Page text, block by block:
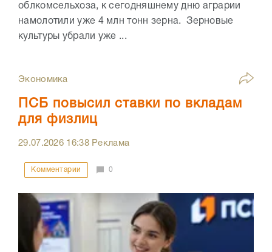
облкомсельхоза, к сегодняшнему дню аграрии
намолотили уже 4 млн тонн зерна. Зерновые
культуры убрали уже ...
Экономика
ПСБ повысил ставки по вкладам
для физлиц
29.07.2026 16:38Реклама
Комментарии 0